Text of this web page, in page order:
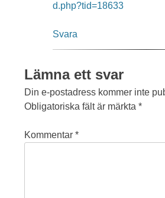
d.php?tid=18633
Svara
Lämna ett svar
Din e-postadress kommer inte
Obligatoriska fält är märkta*
Kommentar*